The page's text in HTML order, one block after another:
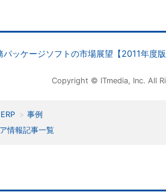
ッケージソフトの市場展望【2011年度版
Copyright © ITmedia, Inc. All
ERP
事例
情報記事一覧